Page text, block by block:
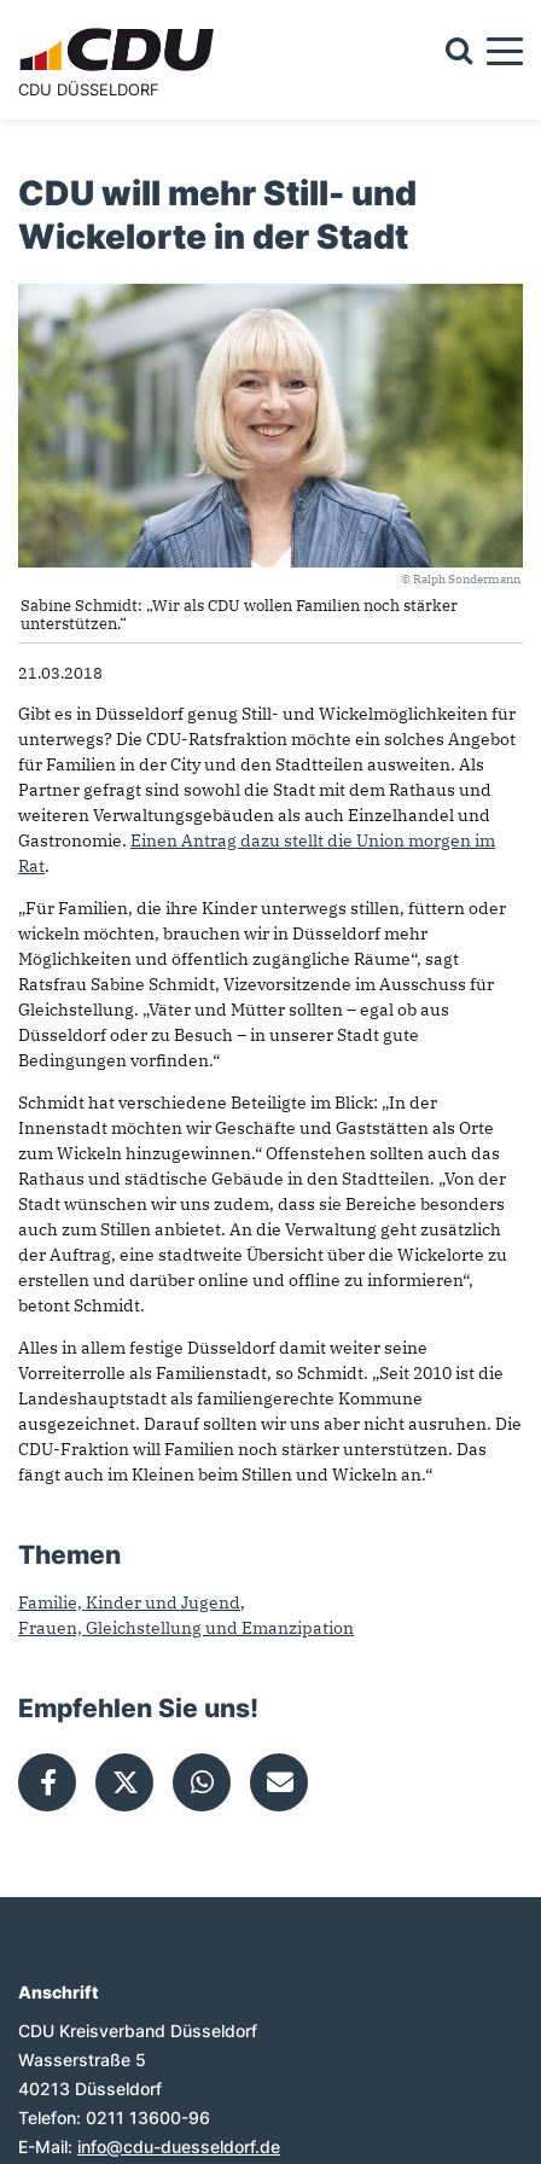
CDU DÜSSELDORF
CDU will mehr Still- und
Wickelorte in der Stadt
© Ralph Sondermann
Sabine Schmidt: „Wir als CDU wollen Familien noch stärker
unterstützen.“
21.03.2018
Gibt es in Düsseldorf genug Still- und Wickelmöglichkeiten für
unterwegs? Die CDU-Ratsfraktion möchte ein solches Angebot
für Familien in der City und den Stadtteilen ausweiten. Als
Partner gefragt sind sowohl die Stadt mit dem Rathaus und
weiteren Verwaltungsgebäuden als auch Einzelhandel und
Gastronomie. Einen Antrag dazu stellt die Union morgen im
Rat.
„Für Familien, die ihre Kinder unterwegs stillen, füttern oder
wickeln möchten, brauchen wir in Düsseldorf mehr
Möglichkeiten und öffentlich zugängliche Räume“, sagt
Ratsfrau Sabine Schmidt, Vizevorsitzende im Ausschuss für
Gleichstellung. „Väter und Mütter sollten – egal ob aus
Düsseldorf oder zu Besuch – in unserer Stadt gute
Bedingungen vorfinden.“
Schmidt hat verschiedene Beteiligte im Blick: „In der
Innenstadt möchten wir Geschäfte und Gaststätten als Orte
zum Wickeln hinzugewinnen.“ Offenstehen sollten auch das
Rathaus und städtische Gebäude in den Stadtteilen. „Von der
Stadt wünschen wir uns zudem, dass sie Bereiche besonders
auch zum Stillen anbietet. An die Verwaltung geht zusätzlich
der Auftrag, eine stadtweite Übersicht über die Wickelorte zu
erstellen und darüber online und offline zu informieren“,
betont Schmidt.
Alles in allem festige Düsseldorf damit weiter seine
Vorreiterrolle als Familienstadt, so Schmidt. „Seit 2010 ist die
Landeshauptstadt als familiengerechte Kommune
ausgezeichnet. Darauf sollten wir uns aber nicht ausruhen. Die
CDU-Fraktion will Familien noch stärker unterstützen. Das
fängt auch im Kleinen beim Stillen und Wickeln an.“
Themen
Familie, Kinder und Jugend,
Frauen, Gleichstellung und Emanzipation
Empfehlen Sie uns!
Fußbereich
Anschrift
CDU Kreisverband Düsseldorf
Wasserstraße 5
40213 Düsseldorf
Telefon: 0211 13600-96
E-Mail: info@cdu-duesseldorf.de